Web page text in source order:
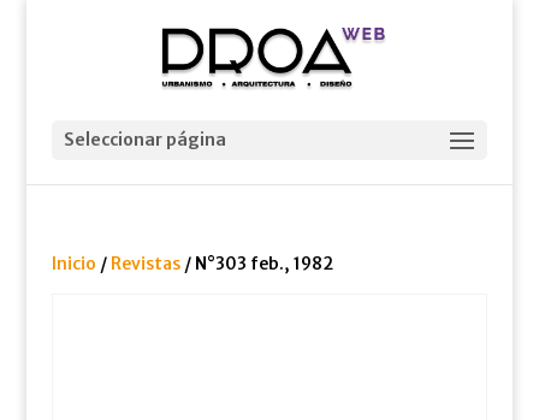
Seleccionar página
Inicio / Revistas/ N°303 feb., 1982